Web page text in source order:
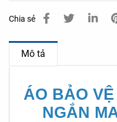
Chia sẻ
Mô tả
ÁO BẢO
NGẮN